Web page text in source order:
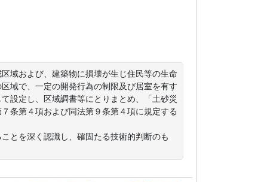
域および、建築物に損壊が生じ住民等の生命
域で、一定の開発行為の制限及び居室を有す
設定し、区域調書等にとりまとめ、「土砂災
条第４項および同法第９条第４項に規定する
とを深く認識し、確固たる技術的判断のも